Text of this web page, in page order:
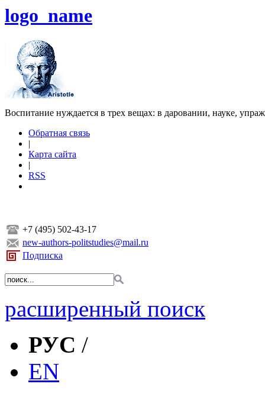
logo_name
Воспитание нуждается в трех вещах: в даровании, науке,
Обратная связь
|
Карта сайта
|
RSS
+7 (495) 502-43-17
new-authors-politstudies@mail.ru
Подписка
расширенный поиск
РУС /
EN